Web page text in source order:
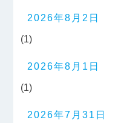
2026年8月2日
(1)
2026年8月1日
(1)
2026年7月31日